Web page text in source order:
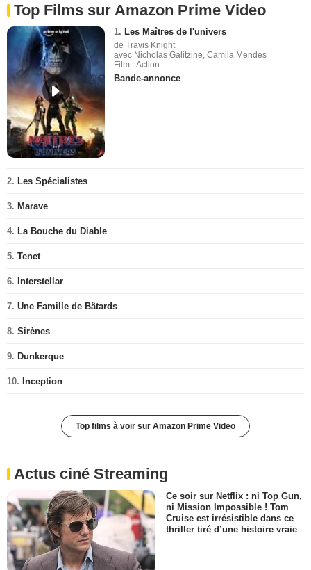
Top Films sur Amazon Prime Video
1. Les Maîtres de l'univers
de Travis Knight
avec Nicholas Galitzine, Camila Mendes
Film - Action
Bande-annonce
2. Les Spécialistes
3. Marave
4. La Bouche du Diable
5. Tenet
6. Interstellar
7. Une Famille de Bâtards
8. Sirènes
9. Dunkerque
10. Inception
Top films à voir sur Amazon Prime Video
Actus ciné Streaming
Ce soir sur Netflix : ni Top Gun,
ni Mission Impossible ! Tom
Cruise est irrésistible dans ce
thriller tiré d’une histoire vraie